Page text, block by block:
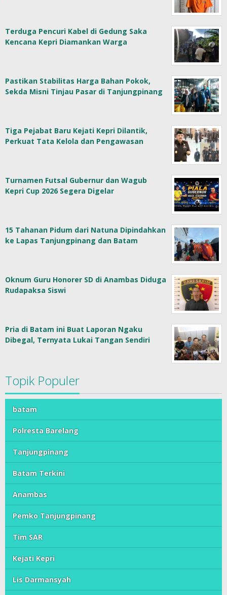
Terduga Pencuri Kabel di Gedung Saka
Kencana Kepri Diamankan Warga
Pastikan Stabilitas Harga Bahan Pokok,
Sekda Misni Tinjau Pasar di Tanjungpinang
Tiga Pejabat Baru Kejati Kepri Dilantik,
Perkuat Tata Kelola dan Pengawasan
Turnamen Futsal Gubernur dan Wagub
Kepri Cup 2026 Segera Digelar
15 Tahanan Pidum dari Natuna Dipindahkan
ke Lapas Tanjungpinang dan Batam
Oknum Guru Honorer SD di Anambas Diduga
Rudapaksa Siswi
Pria di Batam ini Buat Laporan Ngaku
Dibegal, Ternyata Lukai Tangan Sendiri
Topik Populer
batam
Polresta Barelang
Tanjungpinang
Batam Terkini
Anambas
Pemko Tanjungpinang
Tim SAR
Kejati Kepri
Lis Darmansyah